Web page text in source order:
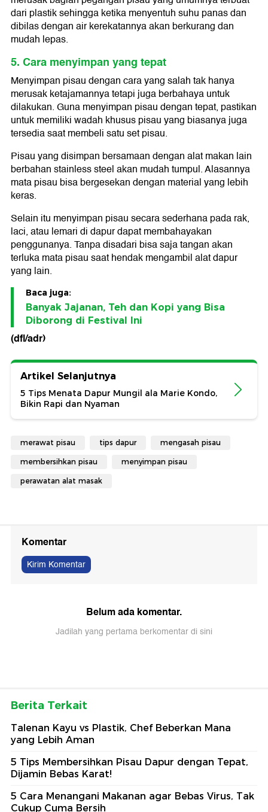
dari plastik sehingga ketika menyentuh suhu panas dan
dibilas dengan air kerekatannya akan berkurang dan
mudah lepas.
5. Cara menyimpan yang tepat
Menyimpan pisau dengan cara yang salah tak hanya
merusak ketajamannya tetapi juga berbahaya untuk
dilakukan. Guna menyimpan pisau dengan tepat, pastikan
untuk memiliki wadah khusus pisau yang biasanya juga
tersedia saat membeli satu set pisau.
Pisau yang disimpan bersamaan dengan alat makan lain
berbahan stainless steel akan mudah tumpul. Alasannya
mata pisau bisa bergesekan dengan material yang lebih
keras.
Selain itu menyimpan pisau secara sederhana pada rak,
laci, atau lemari di dapur dapat membahayakan
penggunanya. Tanpa disadari bisa saja tangan akan
terluka mata pisau saat hendak mengambil alat dapur
yang lain.
Baca juga:
Banyak Jajanan, Teh dan Kopi yang Bisa
Diborong di Festival Ini
(dfl/adr)
Artikel Selanjutnya
5 Tips Menata Dapur Mungil ala Marie Kondo,
Bikin Rapi dan Nyaman
merawat pisau tips dapur mengasah pisau
membersihkan pisau menyimpan pisau
perawatan alat masak
Komentar
Kirim Komentar
Belum ada komentar.
Jadilah yang pertama berkomentar di sini
Berita Terkait
Talenan Kayu vs Plastik, Chef Beberkan Mana
yang Lebih Aman
5 Tips Membersihkan Pisau Dapur dengan Tepat,
Dijamin Bebas Karat!
5 Cara Menangani Makanan agar Bebas Virus, Tak
Cukup Cuma Bersih